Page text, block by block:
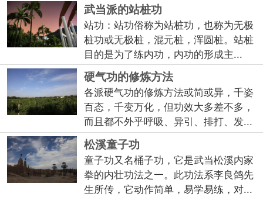
武当派的站桩功
站功：站功俗称为站桩功，也称为无极
桩功或无极桩，混元桩，浑圆桩。站桩
目的是为了练内功，内功的形成主...
硬气功的修炼方法
各派硬气功的修炼方法或简或异，千姿
百态，千变万化，但功效大多差不多，
而且都不外乎呼吸、异引、排打、发...
松溪童子功
童子功又名桶子功，它是武当松溪内家
拳的内壮功法之一。此功法系李良鸽先
生所传，它动作简单，易学易练，对...